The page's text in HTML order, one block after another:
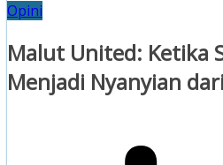
Opini
Malut United: Ketika
Menjadi Nyanyian